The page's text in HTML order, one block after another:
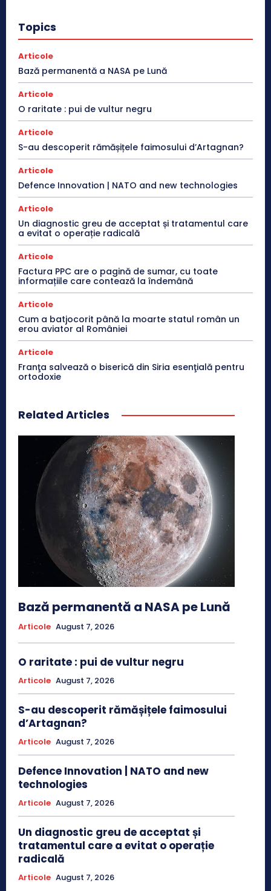
Topics
Articole
Bază permanentă a NASA pe Lună
Articole
O raritate : pui de vultur negru
Articole
S-au descoperit rămășițele faimosului d’Artagnan?
Articole
Defence Innovation | NATO and new technologies
Articole
Un diagnostic greu de acceptat și tratamentul care
a evitat o operație radicală
Articole
Factura PPC are o pagină de sumar, cu toate
informațiile care contează la îndemână
Articole
Cum a batjocorit până la moarte statul român un
erou aviator al României
Articole
Franţa salvează o biserică din Siria esenţială pentru
ortodoxie
Related Articles
Bază permanentă a NASA pe Lună
Articole August 7, 2026
O raritate : pui de vultur negru
Articole August 7, 2026
S-au descoperit rămășițele faimosului
d’Artagnan?
Articole August 7, 2026
Defence Innovation | NATO and new
technologies
Articole August 7, 2026
Un diagnostic greu de acceptat și
tratamentul care a evitat o operație
radicală
Articole August 7, 2026